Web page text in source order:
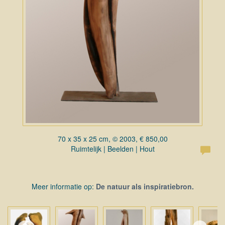
70 x 35 x 25 cm, © 2003, € 850,00
Ruimtelijk | Beelden | Hout
Meer informatie op: De natuur als inspiratiebron.